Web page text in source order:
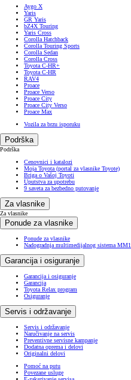
Aygo X
Yaris
GR Yaris
bZ4X Touring
Yaris Cross
Corolla Hatchback
Corolla Touring Sports
Corolla Sedan
Corolla Cross
Toyota C-HR+
Toyota C-HR
RAV4
Proace
Proace Verso
Proace City
Proace City Verso
Proace Max
Vozila za brzu isporuku
Podrška
Podrška
Cenovnici i katalozi
Moja Toyota (portal za vlasnike Toyote)
Briga o Vašoj Toyoti
Uputstva za upotrebu
9 saveta za bezbedno putovanje
Za vlasnike
Za vlasnike
Ponude za vlasnike
Ponude za vlasnike
Nadogradnja multimedijalnog sistema
Garancija i osiguranje
Garancija i osiguranje
Garancija
Toyota Relax program
Osiguranje
Servis i održavanje
Servis i održavanje
Naručivanje na servis
Preventivne servisne kampanje
Dodatna oprema i delovi
Originalni delovi
Pomoć na putu
Povezane usluge